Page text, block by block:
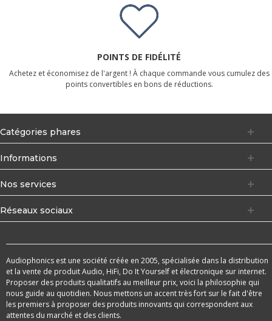
POINTS DE FIDÉLITÉ
Achetez et économisez de l'argent ! À chaque commande vous cumulez des
points convertibles en bons de réductions.
Catégories phares
Informations
Nos services
Réseaux sociaux
Audiophonics est une société créée en 2005, spécialisée dans la distribution
et la vente de produit Audio, HiFi, Do It Yourself et électronique sur internet.
Proposer des produits qualitatifs au meilleur prix, voici la philosophie qui
nous guide au quotidien. Nous mettons un accent très fort sur le fait d'être
les premiers à proposer des produits innovants qui correspondent aux
attentes du marché et des clients.